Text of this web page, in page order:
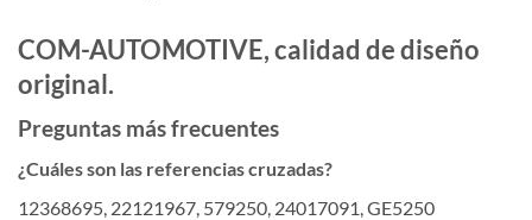
COM-AUTOMOTIVE, calidad de diseño
original.
Preguntas más frecuentes
¿Cuáles son las referencias cruzadas?
12368695, 22121967, 579250, 24017091, GE5250